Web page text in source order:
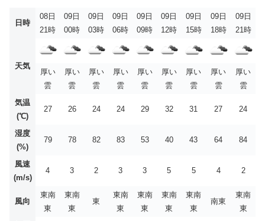
日時
08日
21時
09日
00時
09日
03時
09日
06時
09日
09時
09日
12時
09日
15時
09日
18時
09日
21時
天気
厚い
雲
厚い
雲
厚い
雲
厚い
雲
厚い
雲
厚い
雲
厚い
雲
厚い
雲
厚い
雲
気温
(℃)
27 26 24 24 29 32 31 27 24
湿度
(%)
79 78 82 83 53 40 43 64 84
風速
(m/s)
4 3 2 3 3 5 5 4 2
風向
東南
東
東南
東
東
東南
東
東南
東
東南
東
東南
東
南東
東南
東